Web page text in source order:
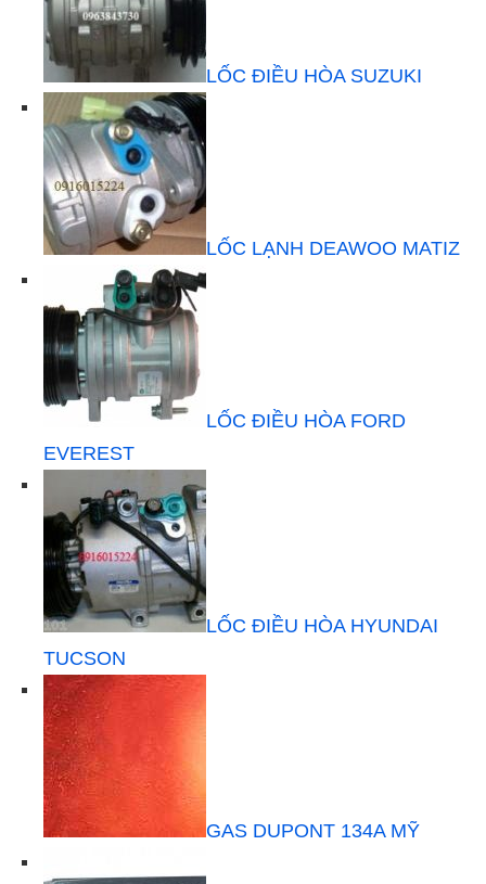
LỐC ĐIỀU HÒA SUZUKI
LỐC LẠNH DEAWOO MATIZ
LỐC ĐIỀU HÒA FORD
EVEREST
LỐC ĐIỀU HÒA HYUNDAI
TUCSON
GAS DUPONT 134A MỸ